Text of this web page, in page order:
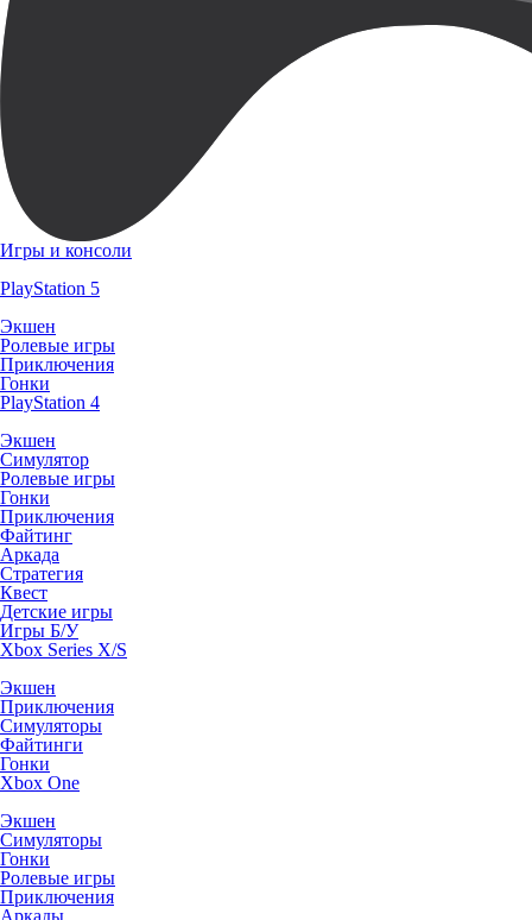
Игры и консоли
PlayStation 5
Экшен
Ролевые игры
Приключения
Гонки
PlayStation 4
Экшен
Симулятор
Ролевые игры
Гонки
Приключения
Файтинг
Аркада
Стратегия
Квест
Детские игры
Игры Б/У
Xbox Series X/S
Экшен
Приключения
Симуляторы
Файтинги
Гонки
Xbox One
Экшен
Симуляторы
Гонки
Ролевые игры
Приключения
Аркады